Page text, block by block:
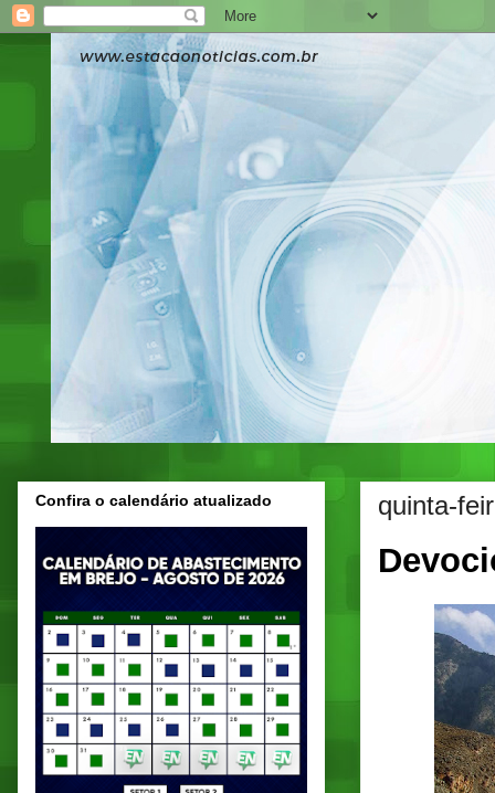
quinta-
Confira o calendário atualizado